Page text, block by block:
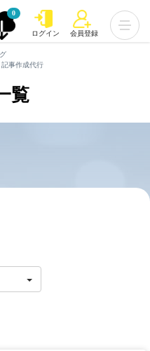
0
ログイン 会員登録
記事作成代行
覧